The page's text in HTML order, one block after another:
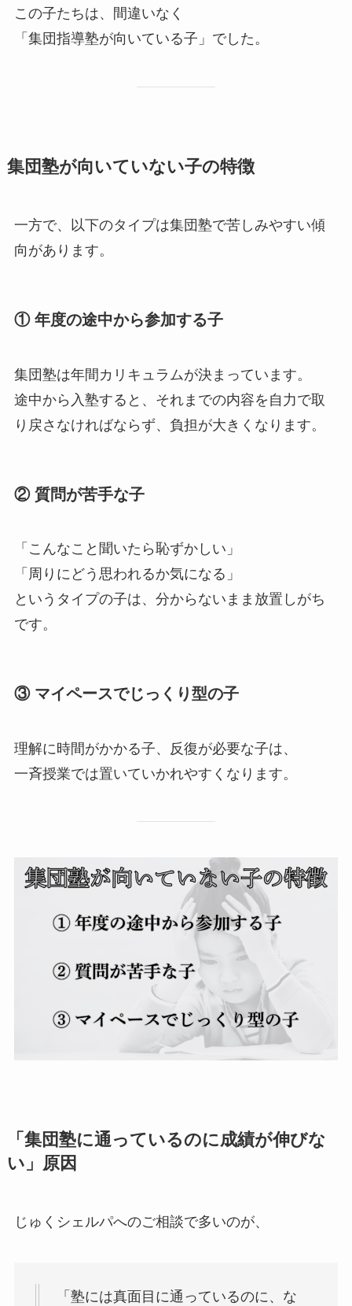
この子たちは、間違いなく
「集団指導塾が向いている子」でした。
集団塾が向いていない子の特徴
一方で、以下のタイプは集団塾で苦しみやすい傾
向があります。
① 年度の途中から参加する子
集団塾は年間カリキュラムが決まっています。
途中から入塾すると、それまでの内容を自力で取
り戻さなければならず、負担が大きくなります。
② 質問が苦手な子
「こんなこと聞いたら恥ずかしい」
「周りにどう思われるか気になる」
というタイプの子は、分からないまま放置しがち
です。
③ マイペースでじっくり型の子
理解に時間がかかる子、反復が必要な子は、
一斉授業では置いていかれやすくなります。
「集団塾に通っているのに成績が伸びな
い」原因
じゅくシェルパへのご相談で多いのが、
「塾には真面目に通っているのに、な